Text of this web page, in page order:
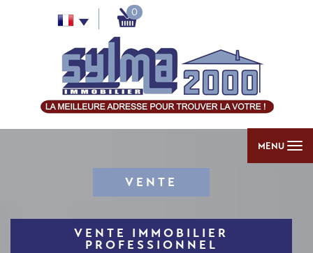
0
MENU
VENTE
VENTE IMMOBILIER
PROFESSIONNEL